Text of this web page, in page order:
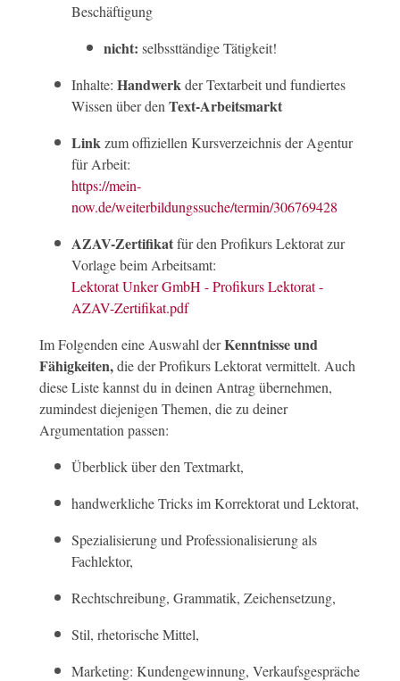
Beschäftigung
nicht: selbssttändige Tätigkeit!
Inhalte: Handwerk der Textarbeit und fundiertes
Wissen über den Text-Arbeitsmarkt
Link zum offiziellen Kursverzeichnis der Agentur
für Arbeit:
https://mein-
now.de/weiterbildungssuche/termin/306769428
AZAV-Zertifikatfür den Profikurs Lektorat zur
Vorlage beim Arbeitsamt:
Lektorat Unker GmbH - Profikurs Lektorat -
AZAV-Zertifikat.pdf
Im Folgenden eine Auswahl derKenntnisse und
Fähigkeiten,die der Profikurs Lektorat vermittelt. Auch
diese Liste kannst du in deinen Antrag übernehmen,
zumindest diejenigen Themen, die zu deiner
Argumentation passen:
Überblick über den Textmarkt,
handwerkliche Tricks im Korrektorat und Lektorat,
Spezialisierung und Professionalisierung als
Fachlektor,
Rechtschreibung, Grammatik, Zeichensetzung,
Stil, rhetorische Mittel,
Marketing: Kundengewinnung, Verkaufsgespräche